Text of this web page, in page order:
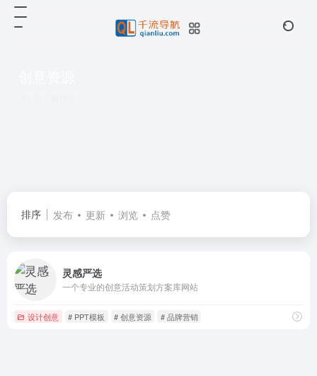
排序 发布 更新 浏览 点赞
灵感严选
一个专业的创意活动策划方案库网站
设计创意 # PPT模板 # 创意资源 # 品牌营销